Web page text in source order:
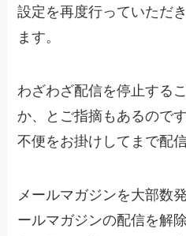
設定を再度行っていただ
ます。
わざわざ配信を停止する
か、とご指摘もあるので
不便をお掛けしてまで配
メールマガジンを大部数
ールマガジンの配信を解